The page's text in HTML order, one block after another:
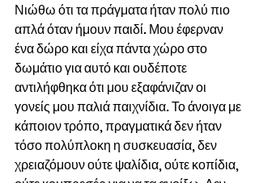
Νιώθω ότι τα πράγματα ήταν πολύ πιο
απλά όταν ήμουν παιδί. Μου έφερναν
ένα δώρο και είχα πάντα χώρο στο
δωμάτιο για αυτό και ουδέποτε
αντιλήφθηκα ότι μου εξαφάνιζαν οι
γονείς μου παλιά παιχνίδια. Το άνοιγα με
κάποιον τρόπο, πραγματικά δεν ήταν
τόσο πολύπλοκη η συσκευασία, δεν
χρειαζόμουν ούτε ψαλίδια, ούτε κοπίδια,